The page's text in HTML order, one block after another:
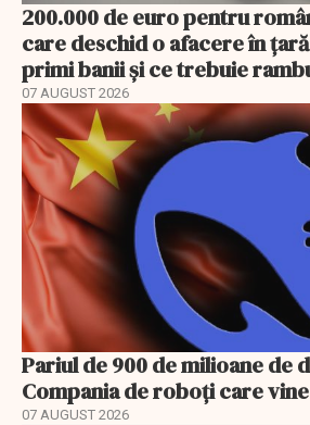
200.000 de euro pentru
care deschid o afacere în
primi banii și ce trebuie
07 AUGUST 2026
Pariul de 900 de milioane de
Compania de roboți care
07 AUGUST 2026